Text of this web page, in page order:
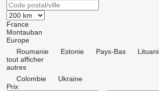
France
Montauban
Europe
Roumanie
Estonie Pays-Bas
tout afficher
autres
Colombie
Ukraine
Prix